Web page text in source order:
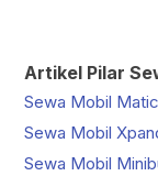
Artikel Pilar
Sewa Mobil
Sewa Mobil
Sewa Mobil